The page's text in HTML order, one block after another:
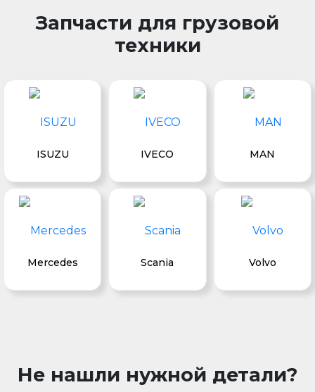
Запчасти для грузовой
техники
ISUZU IVECO MAN
Mercedes Scania Volvo
Не нашли нужной детали?